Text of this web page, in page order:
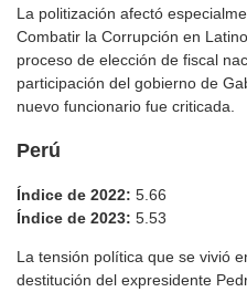
La politización afectó
Combatir la Corrupción en
proceso de elección de fiscal
participación del gobierno de
nuevo funcionario fue criticada.
Perú
Índice de 2022: 5.66
Índice de 2023: 5.53
La tensión política que se vivió
destitución del expresidente